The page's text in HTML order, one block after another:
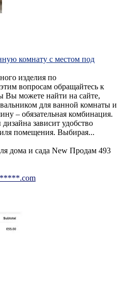
комнату с местом под
изделия по
вопросам обращайтесь к
Вы можете найти на сайте,
для ванной комнаты и
– обязательная комбинация.
зависит удобство
помещения. Выбирая...
дома и сада New Продам 493